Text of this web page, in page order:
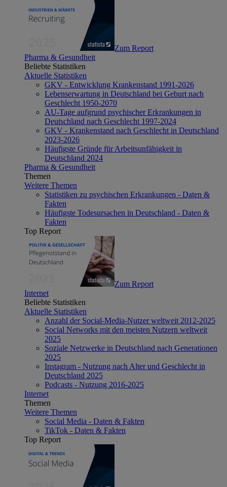
Zum Report
Pharma & Gesundheit
Beliebte Statistiken
Aktuelle Statistiken
GKV - Entwicklung Krankenstand 1991-2026
Lebenserwartung in Deutschland bei Geburt nach
Geschlecht 1950-2070
AU-Tage aufgrund psychischer Erkrankungen in
Deutschland nach Geschlecht 1997-2024
GKV - Krankenstand nach Geschlecht in Deutschland
2023-2026
Häufigste Gründe für Arbeitsunfähigkeit in
Deutschland 2024
Pharma & Gesundheit
Themen
Weitere Themen
Statistiken zu psychischen Erkrankungen - Daten &
Fakten
Häufigste Todesursachen in Deutschland - Daten &
Fakten
Top Report
Zum Report
Internet
Beliebte Statistiken
Aktuelle Statistiken
Anzahl der Social-Media-Nutzer weltweit 2012-2025
Social Networks mit den meisten Nutzern weltweit
2025
Soziale Netzwerke in Deutschland nach Generationen
2025
Instagram - Nutzung nach Alter und Geschlecht in
Deutschland 2025
Podcasts - Nutzung 2016-2025
Internet
Themen
Weitere Themen
Social Media - Daten & Fakten
TikTok - Daten & Fakten
Top Report